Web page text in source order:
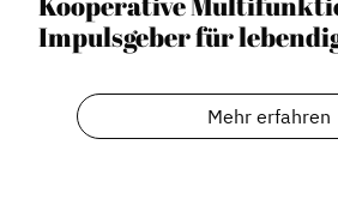
Projektmanagement
Contentmanagement
Datenmanagement
Serviceleistungen
Impulsgeber für
Mehr erfahren